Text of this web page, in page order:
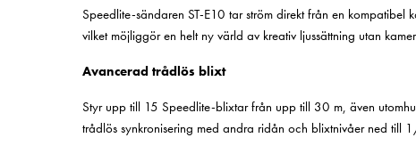
Speedlite-sändaren ST-E10 tar ström direkt från en kompatibel
vilket möjliggör en helt ny värld av kreativ ljussättning utan
Avancerad trådlös blixt
Styr upp till 15 Speedlite-blixtar från upp till 30 m, även
trådlös synkronisering med andra ridån och blixtnivåer ned till